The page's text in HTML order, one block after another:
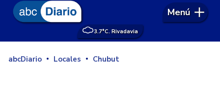
3.7°C. Rivadavia
Menú
abcDiario Locales Chubut